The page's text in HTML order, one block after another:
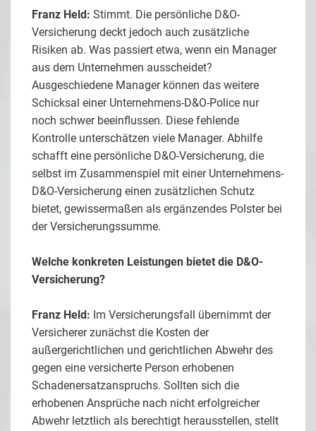
Franz Held: Stimmt. Die persönliche D&O-
Versicherung deckt jedoch auch zusätzliche
Risiken ab. Was passiert etwa, wenn ein Manager
aus dem Unternehmen ausscheidet?
Ausgeschiedene Manager können das weitere
Schicksal einer Unternehmens-D&O-Police nur
noch schwer beeinflussen. Diese fehlende
Kontrolle unterschätzen viele Manager. Abhilfe
schafft eine persönliche D&O-Versicherung, die
selbst im Zusammenspiel mit einer Unternehmens-
D&O-Versicherung einen zusätzlichen Schutz
bietet, gewissermaßen als ergänzendes Polster bei
der Versicherungssumme.
Welche konkreten Leistungen bietet die D&O-
Versicherung?
Franz Held: Im Versicherungsfall übernimmt der
Versicherer zunächst die Kosten der
außergerichtlichen und gerichtlichen Abwehr des
gegen eine versicherte Person erhobenen
Schadenersatzanspruchs. Sollten sich die
erhobenen Ansprüche nach nicht erfolgreicher
Abwehr letztlich als berechtigt herausstellen, stellt